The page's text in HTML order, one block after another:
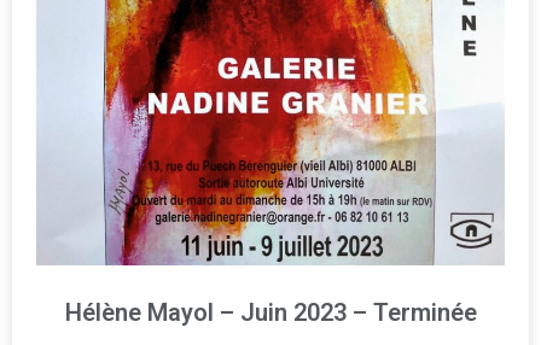
Hélène Mayol – Juin 2023 – Terminée